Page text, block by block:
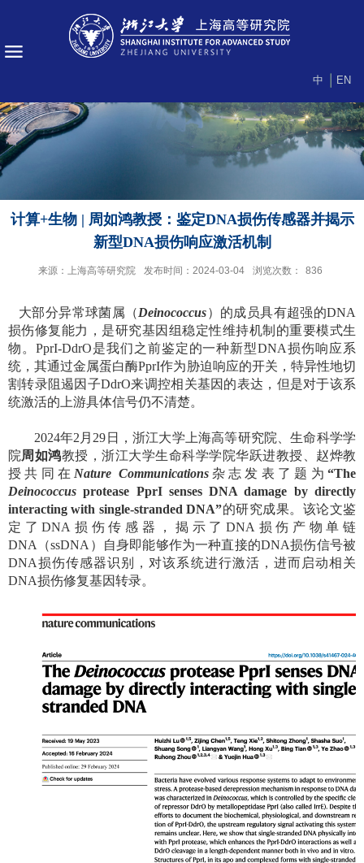
中 EN
计算+生物 | 周如鸿教授：鉴定DNA损伤传感器并揭示
新型DNA损伤响应激活机制
来源：上海高等研究院 发布时间：2024-03-04 浏览次数： 836
大部分异常球菌属（Deinococcus）的成员具有超强的DNA
损伤修复能力，是研究基因组稳定性维持机制的重要模式生
物。 PprI-DdrO是我们之前鉴定的一种新型DNA损伤响应系
统，其通过金属蛋白酶PprI作为胁迫响应的开关，特异性地切
割转录阻遏因子DdrO来调控相关基因的表达，但是对于该系
统激活的上游具体信号仍不清楚。
2024年2 月 29 日，浙江大学上海高等研究院、生命科学学
院周如鸿教授，浙江大学生命科学学院华跃进教授、赵烨教
授共同在 Nature Communications杂志发表了题为“The
Deinococcus protease PprI senses DNA damage by directly
interacting with single-stranded DNA”的研究成果。该论文鉴
定了DNA 损伤传感器，揭示了DNA 损伤产物单链
DNA
（ssDNA ）自身即能够作为一种直接的DNA损伤信号被
DNA损伤传感器识别，对该系统进行激活，进而启动相关
DNA损伤修复基因转录。